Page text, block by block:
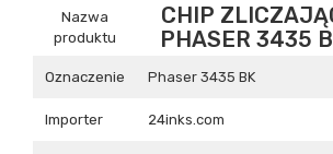
Nazwa
produktu
CHIP
PHASER 3435
Oznaczenie Phaser 3435 BK
Importer 24inks.com